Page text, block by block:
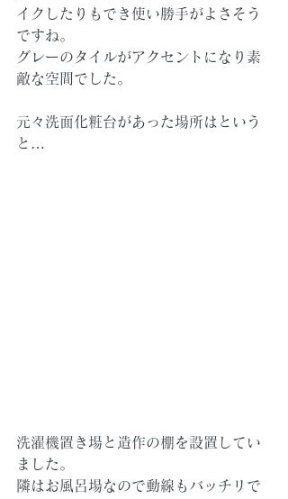
イクしたりもでき使い勝手がよさそう
ですね。
グレーのタイルがアクセントになり素
敵な空間でした。
元々洗面化粧台があった場所はという
と…
洗濯機置き場と造作の棚を設置してい
ました。
隣はお風呂場なので動線もバッチリで